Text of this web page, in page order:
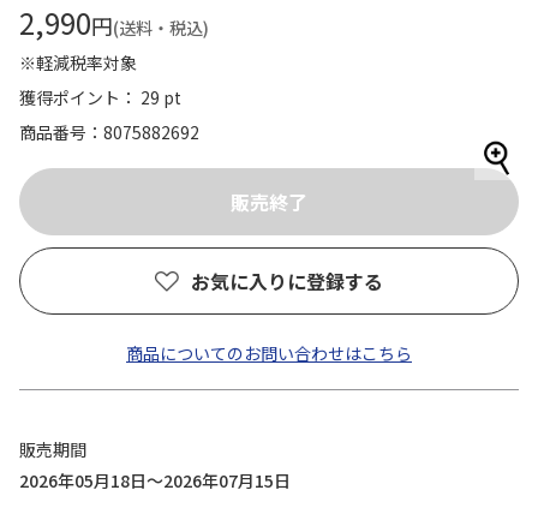
2,990円(送料・税込)
※軽減税率対象
獲得ポイント： 29 pt
商品番号
8075882692
お気に入りに登録する
商品についてのお問い合わせはこちら
販売期間
2026年05月18日～2026年07月15日